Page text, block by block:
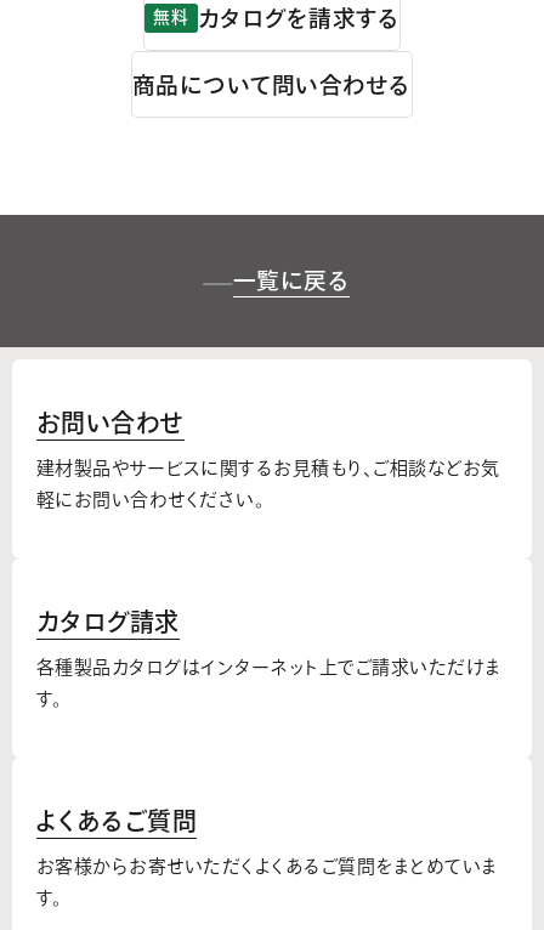
無料 カタログを請求する
商品について問い合わせる
一覧に戻る
お問い合わせ
建材製品やサービスに関するお見積もり、 ご相談などお気
軽にお問い合わせください。
カタログ請求
各種製品カタログはインターネット上でご請求いただけま
す。
よくあるご質問
お客様からお寄せいただくよくあるご質問をまとめていま
す。